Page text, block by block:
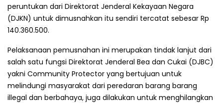
peruntukan dari Direktorat Jenderal Kekayaan Negara
(DJKN) untuk dimusnahkan itu sendiri tercatat sebesar Rp
140.360.500.
Pelaksanaan pemusnahan ini merupakan tindak lanjut dari
salah satu fungsi Direktorat Jenderal Bea dan Cukai (DJBC)
yakni Community Protector yang bertujuan untuk
melindungi masyarakat dari peredaran barang barang
illegal dan berbahaya, juga dilakukan untuk menghilangkan